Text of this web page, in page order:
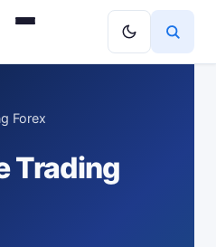
Forex
Trading